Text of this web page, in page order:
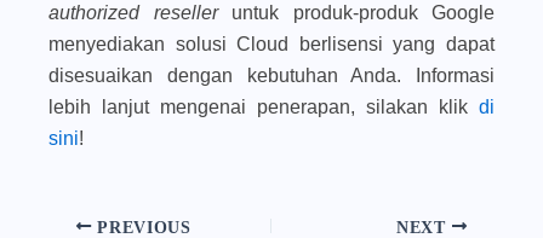
authorized reseller untuk produk-produk Google
menyediakan solusi Cloud berlisensi yang dapat
disesuaikan dengan kebutuhan Anda. Informasi
lebih lanjut mengenai penerapan, silakan klik di
sini!
PREVIOUS NEXT